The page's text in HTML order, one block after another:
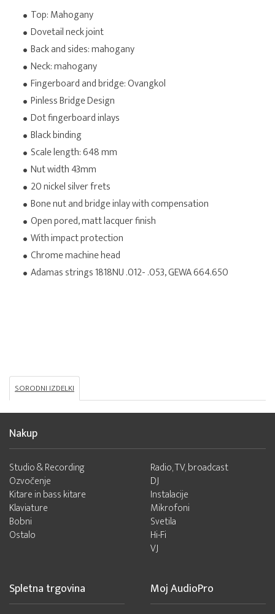
Top: Mahogany
Dovetail neck joint
Back and sides: mahogany
Neck: mahogany
Fingerboard and bridge: Ovangkol
Pinless Bridge Design
Dot fingerboard inlays
Black binding
Scale length: 648 mm
Nut width 43mm
20 nickel silver frets
Bone nut and bridge inlay with compensation
Open pored, matt lacquer finish
With impact protection
Chrome machine head
Adamas strings 1818NU .012- .053, GEWA 664.650
SORODNI IZDELKI
Nakup
Studio & Recording
Ozvočenje
Kitare in bass kitare
Klaviature
Bobni
Ostalo
Radio, TV, broadcast
DJ
Instalacije
Mikrofoni
Svetila
Hi-Fi
VJ
Spletna trgovina Moj AudioPro